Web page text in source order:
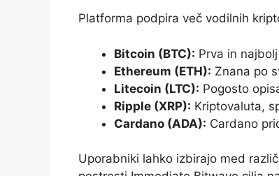
Platforma podpira več vodilnih
Bitcoin (BTC): Prva in
Ethereum (ETH): Znana po
Litecoin (LTC): Pogosto
Ripple (XRP): Kriptovaluta,
Cardano (ADA): Cardano
Uporabniki lahko izbirajo med